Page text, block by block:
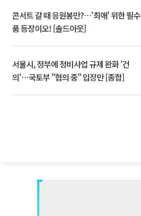
콘서트 갈 때 응원봉만?⋯'최애' 위한 필수
품 등장이오! [솔드아웃]
서울시, 정부에 정비사업 규제 완화 '건
의'⋯국토부 "협의 중" 입장만 [종합]